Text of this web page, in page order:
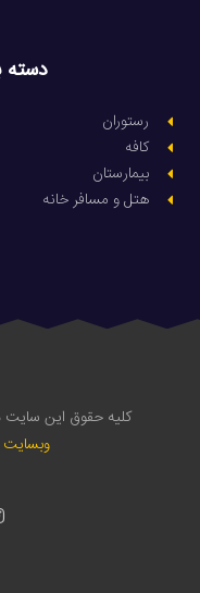
رستوران
کافه
بیمارستان
هتل و مسافر خانه
کلیه حقوق این سایت
وبسایت